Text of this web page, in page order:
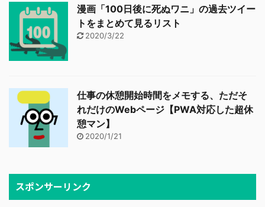
漫画「100日後に死ぬワニ」の過去ツイー
トをまとめて見るリスト
2020/3/22
仕事の休憩開始時間をメモする、ただそ
れだけのWebページ【PWA対応した超休
憩マン】
2020/1/21
スポンサーリンク